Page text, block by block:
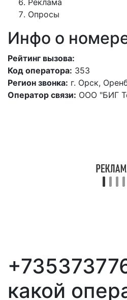
Реклама
Опросы
Инфо о
Рейтинг вызова:
Код оператора: 353
Регион звонка: г. Орск,
Оператор связи: ООО "БИГ
какой